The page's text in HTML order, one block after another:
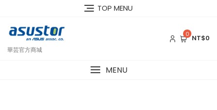
content
TOP MENU
華芸官方商城
0 NT$0
MENU